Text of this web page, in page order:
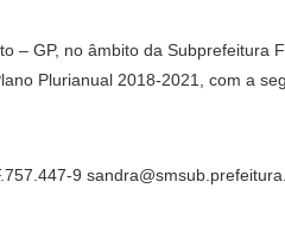
– GP, no âmbito da
Plurianual 2018-2021, com a
9